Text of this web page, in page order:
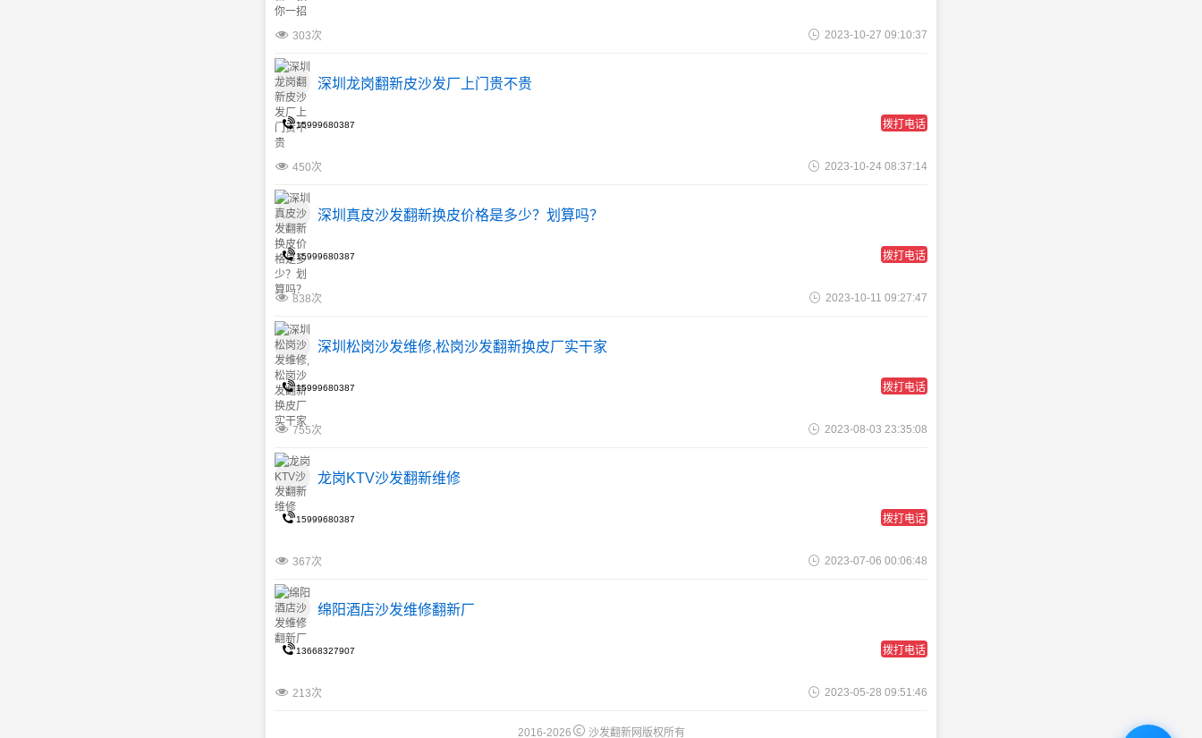
303次 2023-10-27 09:10:37
深圳龙岗翻新皮沙发厂上门贵不贵
15999680387 拨打电话
450次 2023-10-24 08:37:14
深圳真皮沙发翻新换皮价格是多少？划算吗？
15999680387 拨打电话
838次 2023-10-11 09:27:47
深圳松岗沙发维修,松岗沙发翻新换皮厂实干家
15999680387 拨打电话
755次 2023-08-03 23:35:08
龙岗KTV沙发翻新维修
15999680387 拨打电话
367次 2023-07-06 00:06:48
绵阳酒店沙发维修翻新厂
13668327907 拨打电话
213次 2023-05-28 09:51:46
2016-2026 沙发翻新网版权所有